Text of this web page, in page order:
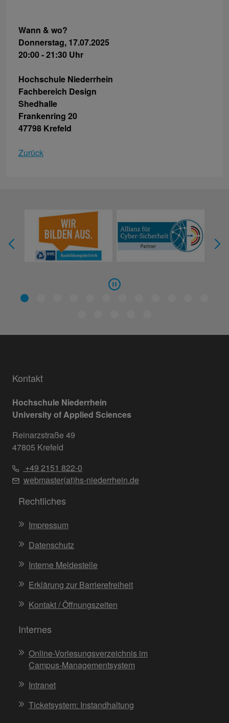
Wann & wo?
Donnerstag, 17.07.2025
20:00 - 21:30 Uhr
Hochschule Niederrhein
Fachbereich Design
Shedhalle
Frankenring 20
47798 Krefeld
Zurück
Kontakt
Hochschule Niederrhein
University of Applied Sciences
Reinarzstraße 49
47805 Krefeld
+49 2151 822-0
webmaster(at)hs-niederrhein.de
Rechtliches
Impressum
Datenschutz
Interne Meldestelle
Erklärung zur Barrierefreiheit
Kontakt / Öffnungszeiten
Internes
Online-Vorlesungsverzeichnis im
Campus-Managementsystem
Intranet
Ticketsystem: Instandhaltung